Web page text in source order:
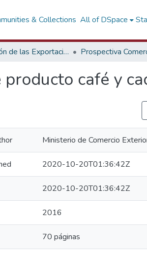
& Collections All of DSpace
Promoción de las Exportaciones Prospectiva
café y
Ministerio de Comercio
2020-10-20T01:36:42Z
2020-10-20T01:36:42Z
2016
70 páginas